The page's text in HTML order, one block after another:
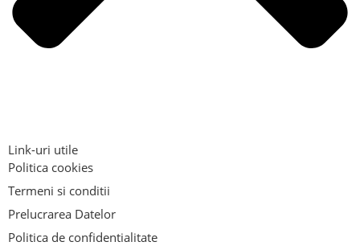
Link-uri utile
Politica cookies
Termeni si conditii
Prelucrarea Datelor
Politica de confidentialitate